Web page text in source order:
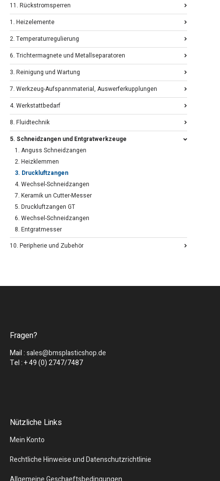
11. Rückstromsperren
1. Heizelemente
2. Temperaturregulierung
6. Trichtermagnete und Metallseparatoren
3. Reinigung und Wartung
7. Werkzeug-Aufspannmaterial, Auswerferkupplungen
4. Werkstattbedarf
8. Fluidtechnik
5. Schneidzangen und Entgratwerkzeuge
1. Anguss Schneidzangen
2. Heizklemmen
3. Druckluftzangen
4. Wechsel-Schneidzangen
7. Keramik un Cutter-Messer
5. Druckluftzangen GT
6. Wechsel-Schneidzangen
8. Entgratmesser
10. Peripherie und Zubehör
Fragen?
Mail :sales@bmsplasticshop.de
Tel : + 49 (0) 2747/7487
Nützliche Links
Mein Konto
Rechtliche Hinweise und Datenschutzrichtlinie